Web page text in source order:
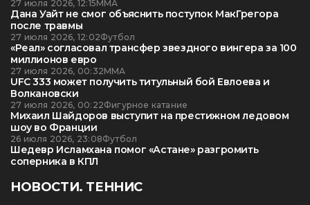
27 июля 2026, 12:15ММА
Дана Уайт не смог объяснить поступок МакГрегора
после травмы
27 июля 2026, 12:02Футбол
«Реал» согласовал трансфер звездного вингера за 100
миллионов евро
27 июля 2026, 00:32ММА
UFC 333 может получить титульный бой Евлоева и
Волкановски
27 июля 2026, 00:22Фигурное катание
Михаил Шайдоров выступит на престижном ледовом
шоу во Франции
26 июля 2026, 23:08Футбол
Шедевр Исламхана помог «Астане» разгромить
соперника в КПЛ
НОВОСТИ. ТЕННИС